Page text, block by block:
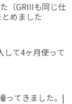
（GRIIIも同じ仕
めました
して4ヶ月使って
ってきました。|